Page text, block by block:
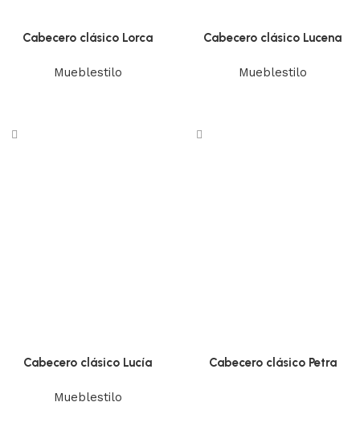
Cabecero clásico Lorca
Mueblestilo
Cabecero clásico Lucena
Mueblestilo
Cabecero clásico Lucía
Mueblestilo
Cabecero clásico Petra